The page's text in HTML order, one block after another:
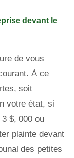
devant le
de vous
À ce
soit
votre état, si
$, 000 ou
plainte devant
des petites